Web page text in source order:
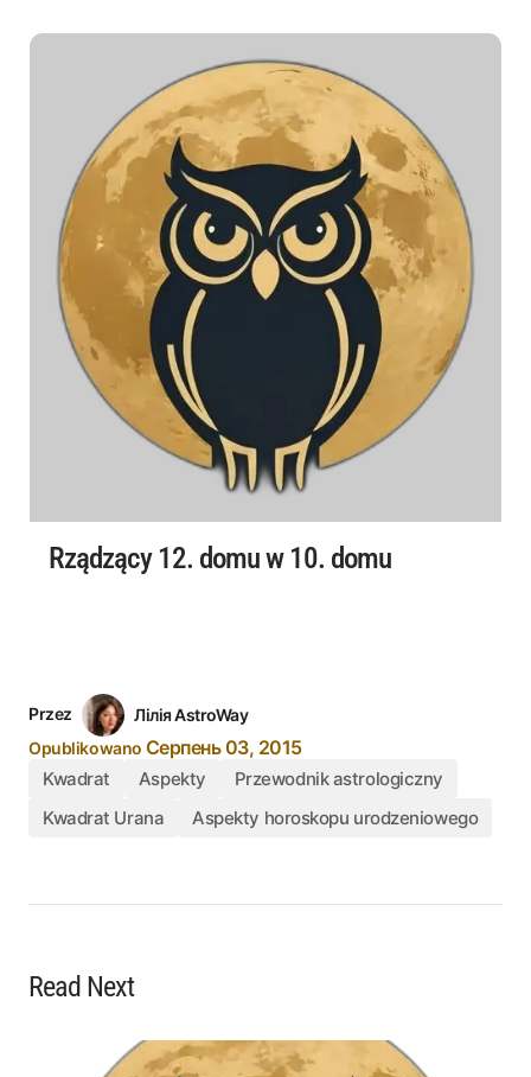
Rządzący 12. domu w 10. domu
Przez
Лілія AstroWay
Opublikowano Серпень 03, 2015
Kwadrat Aspekty
Przewodnik astrologiczny
Kwadrat Urana
Aspekty horoskopu urodzeniowego
Read Next